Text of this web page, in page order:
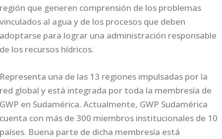
región que generen comprensión de los problemas
vinculados al agua y de los procesos que deben
adoptarse para lograr una administración responsable
de los recursos hídricos.
Representa una de las 13 regiones impulsadas por la
red global y está integrada por toda la membresía de
GWP en Sudamérica. Actualmente, GWP Sudamérica
cuenta con más de 300 miembros institucionales de 10
países. Buena parte de dicha membresía está